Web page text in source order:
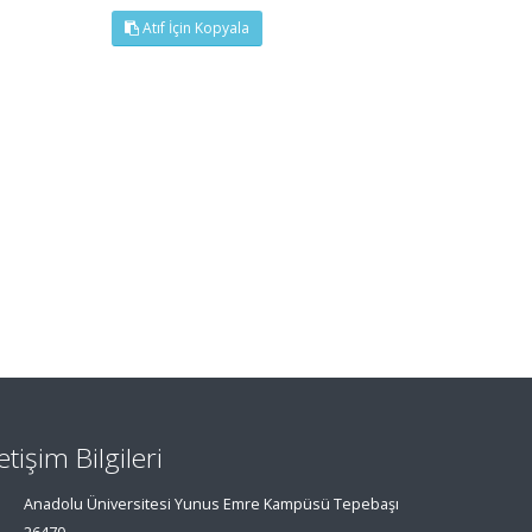
Atıf İçin Kopyala
Bilgileri
Anadolu Üniversitesi Yunus Emre Kampüsü Tepebaşı